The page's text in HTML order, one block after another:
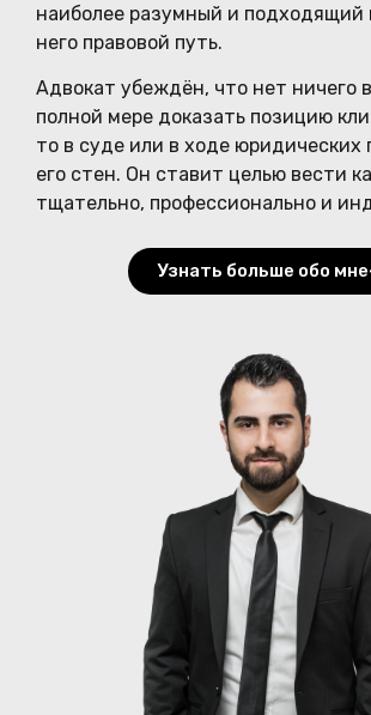
наиболее разумный и подходящий
него правовой путь.
Адвокат убеждён, что нет ничего
полной мере доказать позицию
то в суде или в ходе юридических
его стен. Он ставит целью вести
тщательно, профессионально и
Узнать больше обо мне